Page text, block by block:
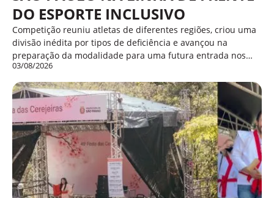
DO ESPORTE INCLUSIVO
Competição reuniu atletas de diferentes regiões, criou uma
divisão inédita por tipos de deficiência e avançou na
preparação da modalidade para uma futura entrada nos…
03/08/2026